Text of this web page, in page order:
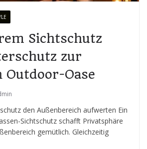
Sichtschutz
zur
Outdoor-Oase
den Außenbereich aufwerten Ein
Sichtschutz schafft Privatsphäre
gemütlich. Gleichzeitig